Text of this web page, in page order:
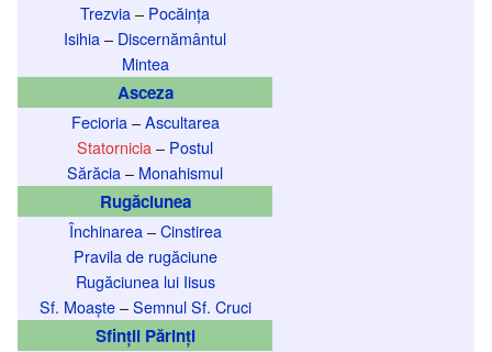
Trezvia– Pocăința
Isihia– Discernământul
Mintea
Asceza
Fecioria–Ascultarea
Statornicia – Postul
Sărăcia– Monahismul
Rugăciunea
Închinarea–Cinstirea
Pravila de rugăciune
Rugăciunea lui Iisus
Sf. Moaște–Semnul Sf. Cruci
Sfinții Părinți